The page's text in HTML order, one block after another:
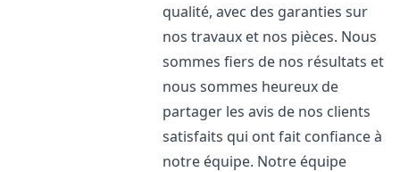
qualité, avec des garanties sur
nos travaux et nos pièces. Nous
sommes fiers de nos résultats et
nous sommes heureux de
partager les avis de nos clients
satisfaits qui ont fait confiance à
notre équipe. Notre équipe